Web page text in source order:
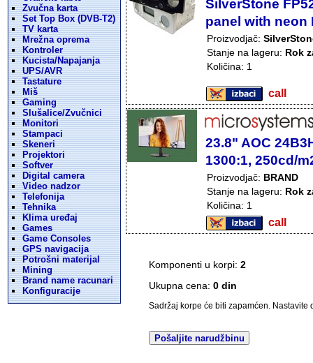
Zvučna karta
Set Top Box (DVB-T2)
TV karta
Mrežna oprema
Kontroler
Kucista/Napajanja
UPS/AVR
Tastature
Miš
Gaming
Slušalice/Zvučnici
Monitori
Stampaci
Skeneri
Projektori
Softver
Digital camera
Video nadzor
Telefonija
Tehnika
Klima uređaj
Games
Game Consoles
GPS navigacija
Potrošni materijal
Mining
Brand name racunari
Konfiguracije
SilverStone
panel with neon
Proizvodjač:
Stanje na lageru: Rok
Količina: 1
call
23.8" AOC
1300:1, 250cd/
Proizvodjač: BRAND
Stanje na lageru: Rok
Količina: 1
call
Komponenti u korpi: 2
Ukupna cena: 0 din
Sadržaj korpe će biti zapamćen. Nastavite